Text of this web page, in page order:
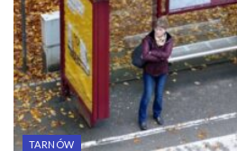
TARNÓW